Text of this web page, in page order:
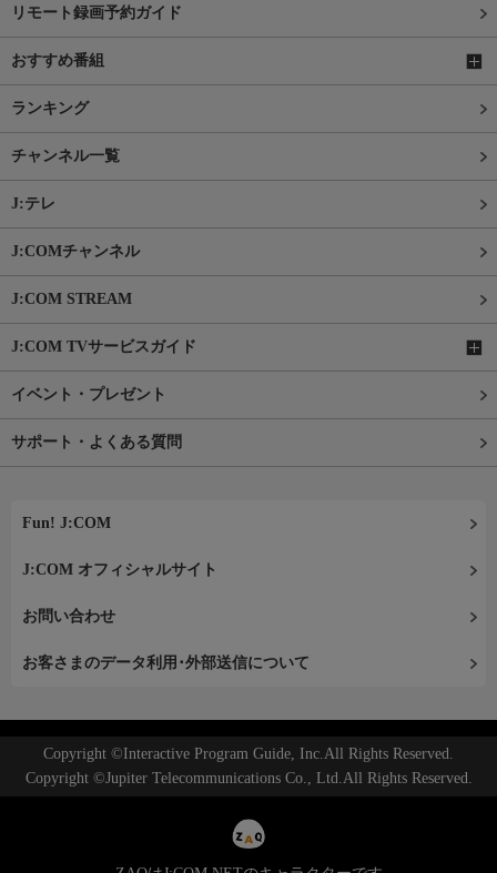
リモート録画予約ガイド
おすすめ番組
ランキング
チャンネル一覧
J:テレ
J:COMチャンネル
J:COM STREAM
J:COM TVサービスガイド
イベント・プレゼント
サポート・よくある質問
Fun! J:COM
J:COM オフィシャルサイト
お問い合わせ
お客さまのデータ利用･外部送信について
Copyright ©Interactive Program Guide, Inc.All Rights Reserved.
Copyright ©Jupiter Telecommunications Co., Ltd.All Rights Reserved.